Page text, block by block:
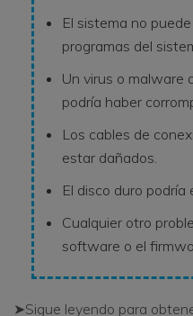
El sistema no
programas del
Un virus o malware
podría haber
Los cables de
estar dañados.
El disco duro
Cualquier otro
software o el
➤Sigue leyendo para